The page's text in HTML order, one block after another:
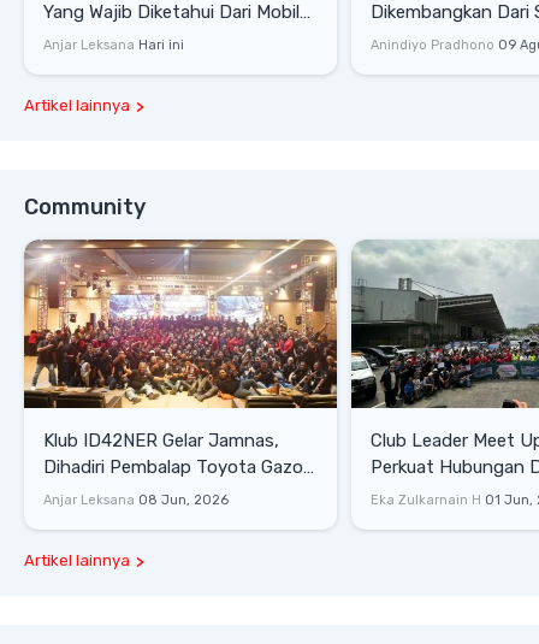
Yang Wajib Diketahui Dari Mobil
Pintar Xpeng L03
Anjar Leksana Hari ini
Dikembangkan Dari
Komprehensif di
Anindiyo Pradhono 09
Artikel lainnya
Community
Klub ID42NER Gelar Jamnas,
Dihadiri Pembalap Toyota Gazoo
Racing
Anjar Leksana 08 Jun, 2026
Club Leader Meet
Perkuat Hubungan
Dengan Komunitas
Eka Zulkarnain H 01 Jun,
Artikel lainnya